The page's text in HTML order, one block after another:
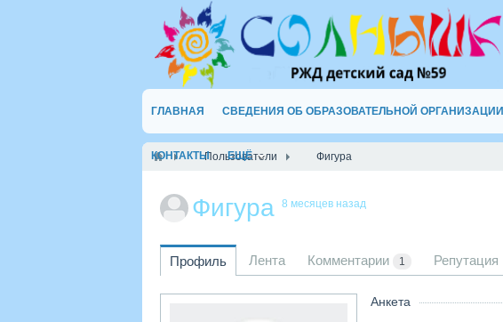
ГЛАВНАЯ СВЕДЕНИЯ ОБ ОБРАЗОВАТЕЛЬНОЙ ОРГАНИЗАЦИИ
КОНТАКТЫ ЕЩЁ
Пользователи Фигура
Фигура 8 месяцев назад
Профиль Лента Комментарии 1 Репутация
Анкета